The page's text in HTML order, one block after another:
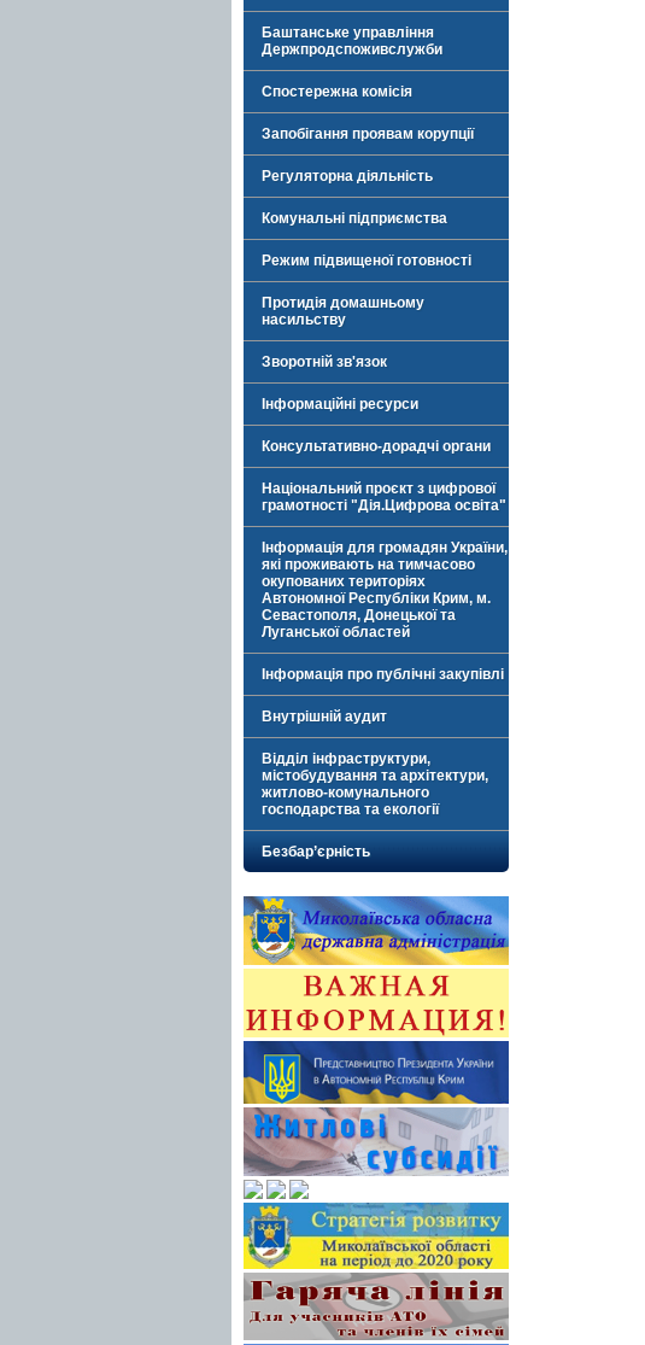
Баштанське управління
Держпродспоживслужби
Спостережна комісія
Запобігання проявам корупції
Регуляторна діяльність
Комунальні підприємства
Режим підвищеної готовності
Протидія домашньому
насильству
Зворотній зв'язок
Інформаційні ресурси
Консультативно-дорадчі органи
Національний проєкт з цифрової
грамотності "Дія.Цифрова освіта"
Інформація для громадян України,
які проживають на тимчасово
окупованих територіях
Автономної Республіки Крим, м.
Севастополя, Донецької та
Луганської областей
Інформація про публічні закупівлі
Внутрішній аудит
Відділ інфраструктури,
містобудування та архітектури,
житлово-комунального
господарства та екології
Безбар’єрність